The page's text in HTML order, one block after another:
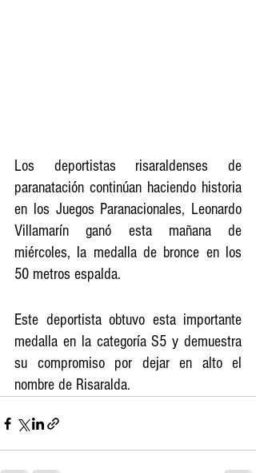
Los deportistas risaraldenses de
paranatación continúan haciendo historia
en los Juegos Paranacionales, Leonardo
Villamarín ganó esta mañana de
miércoles, la medalla de bronce en los
50 metros espalda.
Este deportista obtuvo esta importante
medalla en la categoría S5 y demuestra
su compromiso por dejar en alto el
nombre de Risaralda.